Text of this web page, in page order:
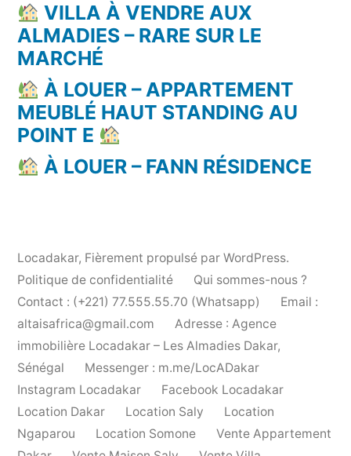
VILLA À VENDRE AUX
ALMADIES – RARE SUR LE
MARCHÉ
À LOUER – APPARTEMENT
MEUBLÉ HAUT STANDING AU
POINT E
À LOUER – FANN RÉSIDENCE
Locadakar, Fièrement propulsé par WordPress.
Politique de confidentialité
Qui sommes-nous ?
Contact : (+221) 77.555.55.70 (Whatsapp)
Email :
altaisafrica@gmail.com
Adresse : Agence
immobilière Locadakar – Les Almadies Dakar,
Sénégal
Messenger : m.me/LocADakar
Instagram Locadakar
Facebook Locadakar
Location Dakar
Location Saly
Location
Ngaparou
Location Somone
Vente Appartement